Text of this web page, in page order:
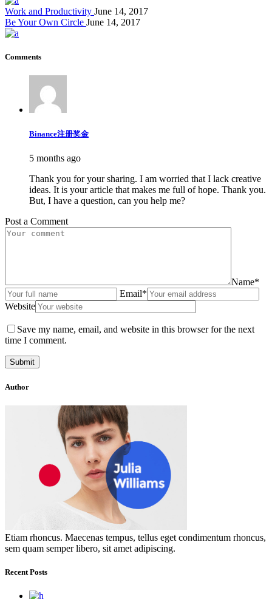
Work and Productivity June 14, 2017
Be Your Own Circle June 14, 2017
Comments
Binance注册奖金
5 months ago
Thank you for your sharing. I am worried that I lack creative
ideas. It is your article that makes me full of hope. Thank you.
But, I have a question, can you help me?
Post a Comment
Name*
Email*
Website
Save my name, email, and website in this browser for the next
time I comment.
Author
Etiam rhoncus. Maecenas tempus, tellus eget condimentum rhoncus,
sem quam semper libero, sit amet adipiscing.
Recent Posts